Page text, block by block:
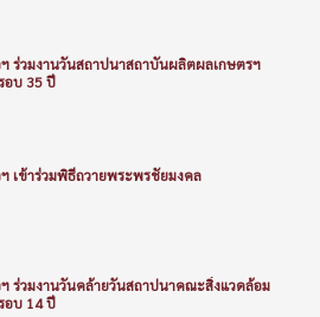
ร่วมงานวันสถาปนาสถาบันผลิตผลเกษตรฯ
อบ 35 ปี
เข้าร่วมพิธีถวายพระพรชัยมงคล
ร่วมงานวันคล้ายวันสถาปนาคณะสิ่งแวดล้อม
อบ 14 ปี